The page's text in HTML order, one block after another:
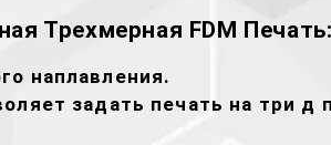
Трехмерная FDM Печать:
наплавления.
задать печать на три